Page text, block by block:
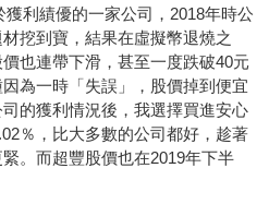
利績優的一家公司，2018年時公
挖到寶，結果在虛擬幣退燒之
也連帶下滑，甚至一度跌破40元
為一時「失誤」，股價掉到便宜
的獲利情況後，我選擇買進安心
％，比大多數的公司都好，趁著
。而超豐股價也在2019年下半